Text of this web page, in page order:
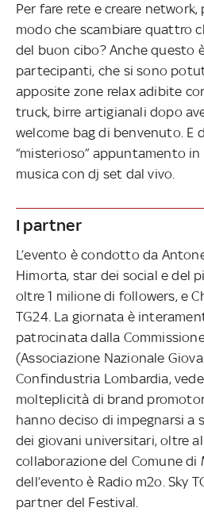
Per fare rete e creare
modo che scambiare quattro
del buon cibo? Anche questo
partecipanti, che si sono
apposite zone relax adibite
truck, birre artigianali dopo
welcome bag di benvenuto. E
“misterioso” appuntamento
musica con dj set dal vivo.
I partner
L’evento è condotto da
Himorta, star dei social e del
oltre 1 milione di followers, e
TG24. La giornata è
patrocinata dalla
(Associazione Nazionale
Confindustria Lombardia,
molteplicità di brand
hanno deciso di impegnarsi a
dei giovani universitari, oltre
collaborazione del Comune di
dell’evento è Radio m2o. Sky
partner del Festival.